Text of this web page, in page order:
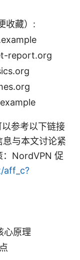
收藏）:
report.org
参考以下链接
与本文讨论紧
：NordVPN 促
aff_c?
心原理